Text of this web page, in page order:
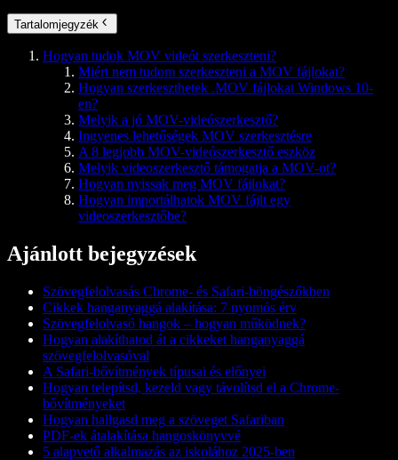
Tartalomjegyzék
Hogyan tudok MOV videót szerkeszteni?
Miért nem tudom szerkeszteni a MOV fájlokat?
Hogyan szerkeszthetek .MOV fájlokat Windows 10-
en?
Melyik a jó MOV-videószerkesztő?
Ingyenes lehetőségek MOV szerkesztésre
A 8 legjobb MOV-videószerkesztő eszköz
Melyik videoszerkesztő támogatja a MOV-ot?
Hogyan nyissak meg MOV fájlokat?
Hogyan importálhatok MOV fájlt egy
videoszerkesztőbe?
Ajánlott bejegyzések
Szövegfelolvasás Chrome- és Safari-böngészőkben
Cikkek hanganyaggá alakítása: 7 nyomós érv
Szövegfelolvasó hangok – hogyan működnek?
Hogyan alakíthatod át a cikkeket hanganyaggá
szövegfelolvasóval
A Safari-bővítmények típusai és előnyei
Hogyan telepítsd, kezeld vagy távolítsd el a Chrome-
bővítményeket
Hogyan hallgasd meg a szöveget Safariban
PDF-ek átalakítása hangoskönyvvé
5 alapvető alkalmazás az iskolához 2025-ben